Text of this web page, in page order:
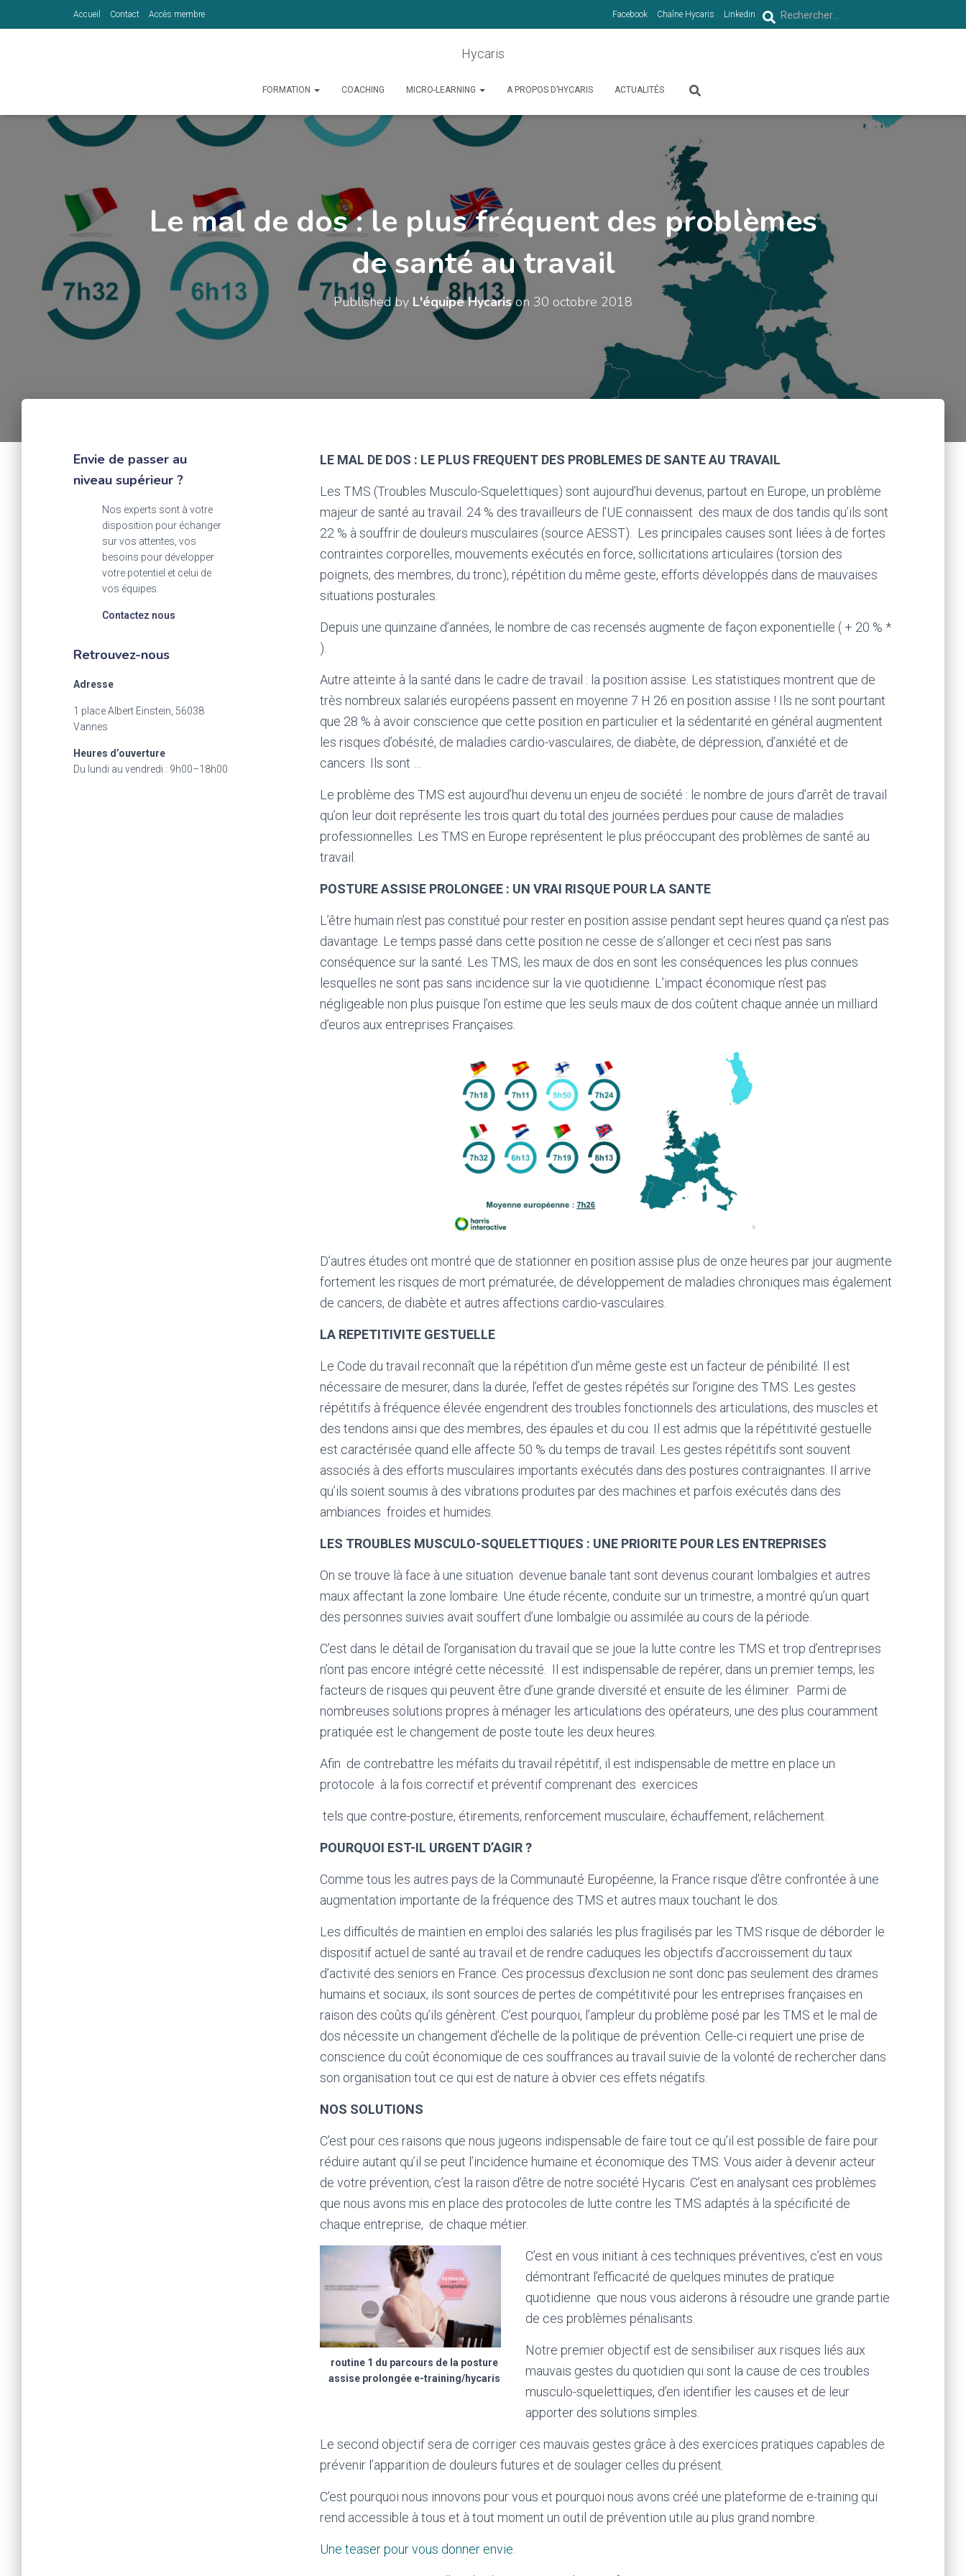
Facebook Chaîne Hycaris Linkedin Rechercher…
Accueil Contact Accès membre
Hycaris
FORMATION COACHING MICRO-LEARNING A PROPOS D’HYCARIS ACTUALITÉS
Le mal de dos : le plus fréquent des problèmes
de santé au travail
Published by L'équipe Hycarison 30 octobre 2018
Envie de passer au
niveau supérieur ?
Nos experts sont à votre
disposition pour échanger
sur vos attentes, vos
besoins pour développer
votre potentiel et celui de
vos équipes.
Contactez nous
Retrouvez-nous
Adresse
1 place Albert Einstein, 56038
Vannes
Heures d’ouverture
Du lundi au vendredi : 9h00–18h00
LE MAL DE DOS : LE PLUS FREQUENT DES PROBLEMES DE SANTE AU TRAVAIL
Les TMS (Troubles Musculo-Squelettiques) sont aujourd’hui devenus, partout en Europe, un problème
majeur de santé au travail. 24 % des travailleurs de l’UE connaissent des maux de dos tandis qu’ils sont
22 % à souffrir de douleurs musculaires (source AESST).
Les principales causes sont liées à de fortes
contraintes corporelles, mouvements exécutés en force, sollicitations articulaires (torsion des
poignets, des membres, du tronc), répétition du même geste, efforts développés dans de mauvaises
situations posturales.
Depuis une quinzaine d’années, le nombre de cas recensés augmente de façon exponentielle ( + 20 % *
).
Autre atteinte à la santé dans le cadre de travail : la position assise. Les statistiques montrent que de
très nombreux salariés européens passent en moyenne 7 H 26 en position assise ! Ils ne sont pourtant
que 28 % à avoir conscience que cette position en particulier et la sédentarité en général augmentent
les risques d’obésité, de maladies cardio-vasculaires, de diabète, de dépression, d’anxiété et de
cancers. Ils sont …
Le problème des TMS est aujourd’hui devenu un enjeu de société : le nombre de jours d’arrêt de travail
qu’on leur doit représente les trois quart du total des journées perdues pour cause de maladies
professionnelles. Les TMS en Europe représentent le plus préoccupant des problèmes de santé au
travail.
POSTURE ASSISE PROLONGEE : UN VRAI RISQUE POUR LA SANTE
L’être humain n’est pas constitué pour rester en position assise pendant sept heures quand ça n’est pas
davantage. Le temps passé dans cette position ne cesse de s’allonger et ceci n’est pas sans
conséquence sur la santé. Les TMS, les maux de dos en sont les conséquences les plus connues
lesquelles ne sont pas sans incidence sur la vie quotidienne. L’impact économique n’est pas
négligeable non plus puisque l’on estime que les seuls maux de dos coûtent chaque année un milliard
d’euros aux entreprises Françaises.
D’autres études ont montré que de stationner en position assise plus de onze heures par jour augmente
fortement les risques de mort prématurée, de développement de maladies chroniques mais également
de cancers, de diabète et autres affections cardio-vasculaires.
LA REPETITIVITE GESTUELLE
Le Code du travail reconnaît que la répétition d’un même geste est un facteur de pénibilité. Il est
nécessaire de mesurer, dans la durée, l’effet de gestes répétés sur l’origine des TMS. Les gestes
répétitifs à fréquence élevée engendrent des troubles fonctionnels des articulations, des muscles et
des tendons ainsi que des membres, des épaules et du cou. Il est admis que la répétitivité gestuelle
est caractérisée quand elle affecte 50 % du temps de travail. Les gestes répétitifs sont souvent
associés à des efforts musculaires importants exécutés dans des postures contraignantes. Il arrive
qu’ils soient soumis à des vibrations produites par des machines et parfois exécutés dans des
ambiances froides et humides.
LES TROUBLES MUSCULO-SQUELETTIQUES : UNE PRIORITE POUR LES ENTREPRISES
On se trouve là face à une situation devenue banale tant sont devenus courant lombalgies et autres
maux affectant la zone lombaire. Une étude récente, conduite sur un trimestre, a montré qu’un quart
des personnes suivies avait souffert d’une lombalgie ou assimilée au cours de la période.
C’est dans le détail de l’organisation du travail que se joue la lutte contre les TMS et trop d’entreprises
n’ont pas encore intégré cette nécessité. Il est indispensable de repérer, dans un premier temps, les
facteurs de risques qui peuvent être d’une grande diversité et ensuite de les éliminer. Parmi de
nombreuses solutions propres à ménager les articulations des opérateurs, une des plus couramment
pratiquée est le changement de poste toute les deux heures.
Afin de contrebattre les méfaits du travail répétitif, il est indispensable de mettre en place un
protocole à la fois correctif et préventif comprenant des exercices
tels que contre-posture, étirements, renforcement musculaire, échauffement, relâchement.
POURQUOI EST-IL URGENT D’AGIR ?
Comme tous les autres pays de la Communauté Européenne, la France risque d’être confrontée à une
augmentation importante de la fréquence des TMS et autres maux touchant le dos.
Les difficultés de maintien en emploi des salariés les plus fragilisés par les TMS risque de déborder le
dispositif actuel de santé au travail et de rendre caduques les objectifs d’accroissement du taux
d’activité des seniors en France. Ces processus d’exclusion ne sont donc pas seulement des drames
humains et sociaux, ils sont sources de pertes de compétitivité pour les entreprises françaises en
raison des coûts qu’ils génèrent. C’est pourquoi, l’ampleur du problème posé par les TMS et le mal de
dos nécessite un changement d’échelle de la politique de prévention. Celle-ci requiert une prise de
conscience du coût économique de ces souffrances au travail suivie de la volonté de rechercher dans
son organisation tout ce qui est de nature à obvier ces effets négatifs.
NOS SOLUTIONS
C’est pour ces raisons que nous jugeons indispensable de faire tout ce qu’il est possible de faire pour
réduire autant qu’il se peut l’incidence humaine et économique des TMS. Vous aider à devenir acteur
de votre prévention, c’est la raison d’être de notre société Hycaris. C’est en analysant ces problèmes
que nous avons mis en place des protocoles de lutte contre les TMS adaptés à la spécificité de
chaque entreprise, de chaque métier.
routine 1 du parcours de la posture
assise prolongée e-training/hycaris
C’est en vous initiant à ces techniques préventives, c’est en vous
démontrant l’efficacité de quelques minutes de pratique
quotidienne que nous vous aiderons à résoudre une grande partie
de ces problèmes pénalisants.
Notre premier objectif est de sensibiliser aux risques liés aux
mauvais gestes du quotidien qui sont la cause de ces troubles
musculo-squelettiques, d’en identifier les causes et de leur
apporter des solutions simples.
Le second objectif sera de corriger ces mauvais gestes grâce à des exercices pratiques capables de
prévenir l’apparition de douleurs futures et de soulager celles du présent.
C’est pourquoi nous innovons pour vous et pourquoi nous avons créé une plateforme de e-training qui
rend accessible à tous et à tout moment un outil de prévention utile au plus grand nombre.
Une teaser pour vous donner envie.